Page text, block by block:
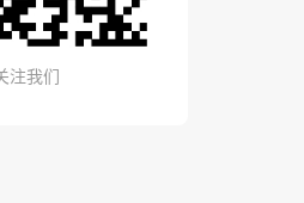
注我们